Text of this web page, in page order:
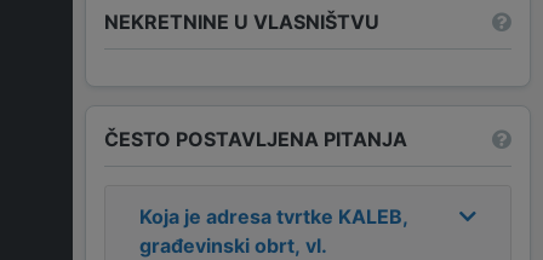
NEKRETNINE U VLASNIŠTVU
ČESTO POSTAVLJENA PITANJA
Koja je adresa tvrtke KALEB,
građevinski obrt, vl.